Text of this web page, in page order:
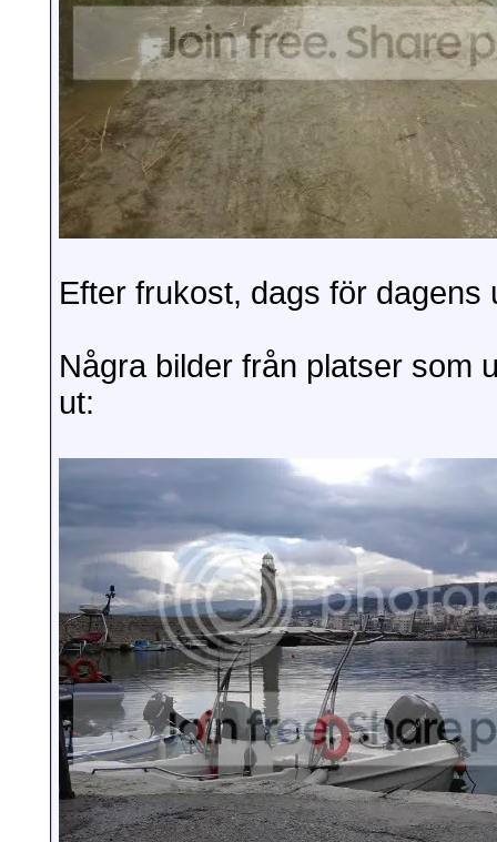
Efter frukost, dags för
Några bilder från platser som
ut: